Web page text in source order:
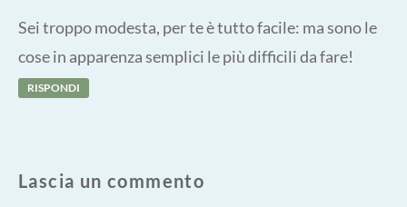
Sei troppo modesta, per te è tutto facile: ma sono le
cose in apparenza semplici le più difficili da fare!
RISPONDI
Lascia un commento